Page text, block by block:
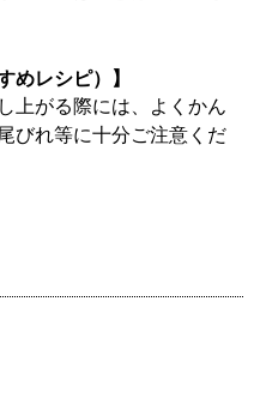
めレシピ）】
上がる際には、よくかん
びれ等に十分ご注意くだ